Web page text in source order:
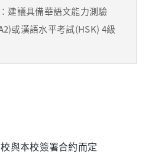
建議具備華語文能力測驗
或漢語水平考試(HSK) 4級
與本校簽署合約而定